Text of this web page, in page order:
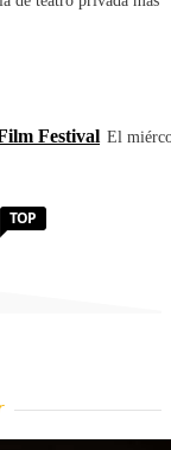
Festival El
TOP